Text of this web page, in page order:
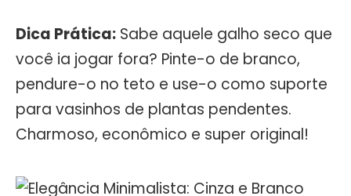
Dica Prática: Sabe aquele galho seco que
você ia jogar fora? Pinte-o de branco,
pendure-o no teto e use-o como suporte
para vasinhos de plantas pendentes.
Charmoso, econômico e super original!